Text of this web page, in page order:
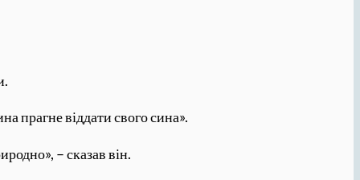
прагне віддати свого сина».
– сказав він.